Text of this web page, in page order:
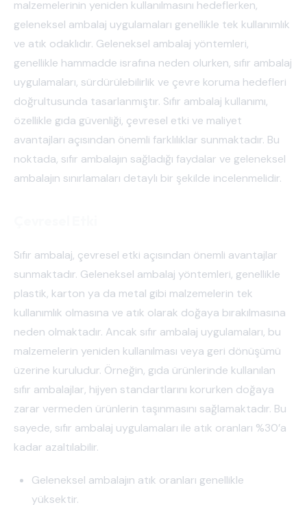
malzemelerinin yeniden kullanılmasını hedeflerken,
geleneksel ambalaj uygulamaları genellikle tek kullanımlık
ve atık odaklıdır. Geleneksel ambalaj yöntemleri,
genellikle hammadde israfına neden olurken, sıfır ambalaj
uygulamaları, sürdürülebilirlik ve çevre koruma hedefleri
doğrultusunda tasarlanmıştır. Sıfır ambalaj kullanımı,
özellikle gıda güvenliği, çevresel etki ve maliyet
avantajları açısından önemli farklılıklar sunmaktadır. Bu
noktada, sıfır ambalajın sağladığı faydalar ve geleneksel
ambalajın sınırlamaları detaylı bir şekilde incelenmelidir.
Sıfır ambalaj, çevresel etki açısından önemli avantajlar
sunmaktadır. Geleneksel ambalaj yöntemleri, genellikle
plastik, karton ya da metal gibi malzemelerin tek
kullanımlık olmasına ve atık olarak doğaya bırakılmasına
neden olmaktadır. Ancak sıfır ambalaj uygulamaları, bu
malzemelerin yeniden kullanılması veya geri dönüşümü
üzerine kuruludur. Örneğin, gıda ürünlerinde kullanılan
sıfır ambalajlar, hijyen standartlarını korurken doğaya
zarar vermeden ürünlerin taşınmasını sağlamaktadır. Bu
sayede, sıfır ambalaj uygulamaları ile atık oranları %30’a
kadar azaltılabilir.
Geleneksel ambalajın atık oranları genellikle
yüksektir.